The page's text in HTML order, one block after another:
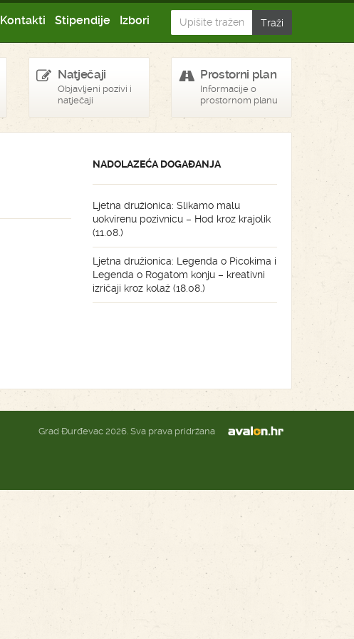
Kontakti Stipendije Izbori
Natječaji
Objavljeni pozivi i
natječaji
Prostorni plan
Informacije o
prostornom planu
NADOLAZEĆA DOGAĐANJA
Ljetna družionica: Slikamo malu
uokvirenu pozivnicu – Hod kroz krajolik
(11.08.)
Ljetna družionica: Legenda o Picokima i
Legenda o Rogatom konju – kreativni
izričaji kroz kolaž (18.08.)
Grad Đurđevac 2026. Sva prava pridržana